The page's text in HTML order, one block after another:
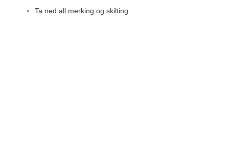
Ta ned all merking og skilting.